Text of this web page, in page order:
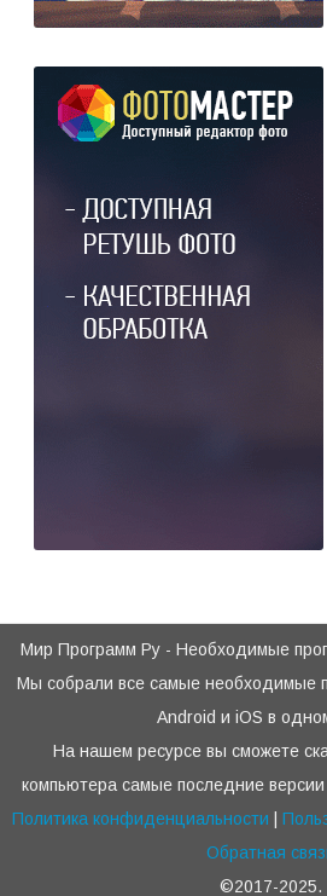
Мир Программ Ру - Необходимые
Мы собрали все самые необходимые
Android и iOS в
На нашем ресурсе вы сможете
компьютера самые последние
Политика конфиденциальности
Обратная
©2017-2025.